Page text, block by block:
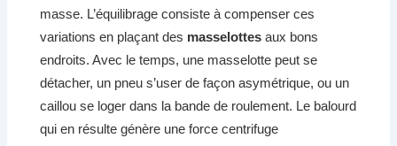
masse. L’équilibrage consiste à compenser ces
variations en plaçant des masselottes aux bons
endroits. Avec le temps, une masselotte peut se
détacher, un pneu s’user de façon asymétrique, ou un
caillou se loger dans la bande de roulement. Le balourd
qui en résulte génère une force centrifuge